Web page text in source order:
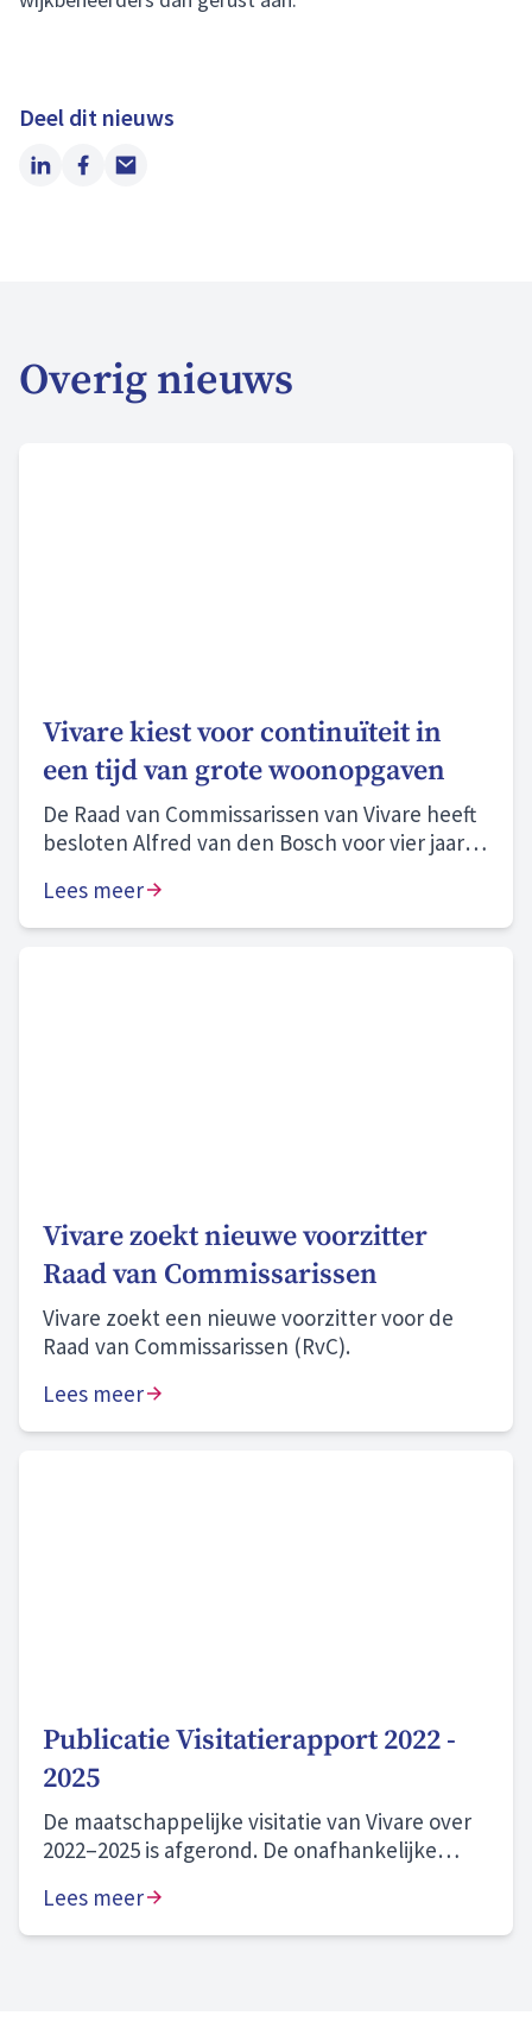
Deel dit nieuws
LinkedIn
Facebook
Email
Overig nieuws
Vivare kiest voor continuïteit in
een tijd van grote woonopgaven
De Raad van Commissarissen van Vivare heeft
besloten Alfred van den Bosch voor vier jaar te
Lees meer
Vivare zoekt nieuwe voorzitter
Raad van Commissarissen
Vivare zoekt een nieuwe voorzitter voor de
Raad van Commissarissen (RvC).
Lees meer
Publicatie Visitatierapport 2022 -
2025
De maatschappelijke visitatie van Vivare over
2022–2025 is afgerond. De onafhankelijke
“naar behoren” en onze zichtbare
aanwezigheid in onze gemeenten en wijken
Lees meer